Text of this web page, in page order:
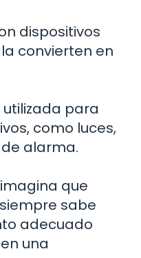
dispositivos
convierten en
para
como luces,
alarma.
que
sabe
adecuado
una